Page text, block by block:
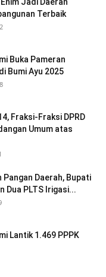
Jadi Daerah
Terbaik
Buka Pameran
Bumi Ayu 2025
Fraksi-Fraksi DPRD
Umum atas
Daerah, Bupati
Dua PLTS Irigasi...
Lantik 1.469 PPPK